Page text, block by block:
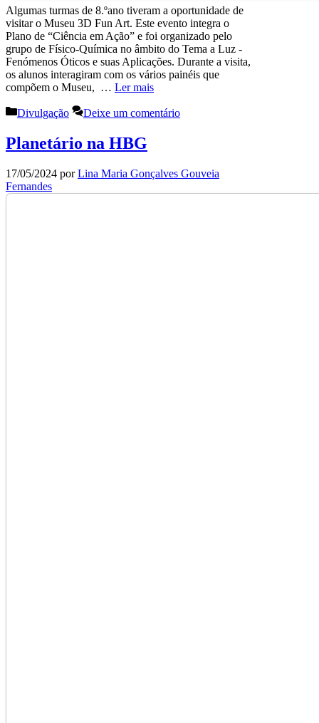
Algumas turmas de 8.ºano tiveram a oportunidade de
visitar o Museu 3D Fun Art. Este evento integra o
Plano de “Ciência em Ação” e foi organizado pelo
grupo de Físico-Química no âmbito do Tema a Luz -
Fenómenos Óticos e suas Aplicações. Durante a visita,
os alunos interagiram com os vários painéis que
compõem o Museu, … Ler mais
Categorias
Divulgação Deixe um comentário
Planetário na HBG
17/05/2024 porLina Maria Gonçalves Gouveia
Fernandes